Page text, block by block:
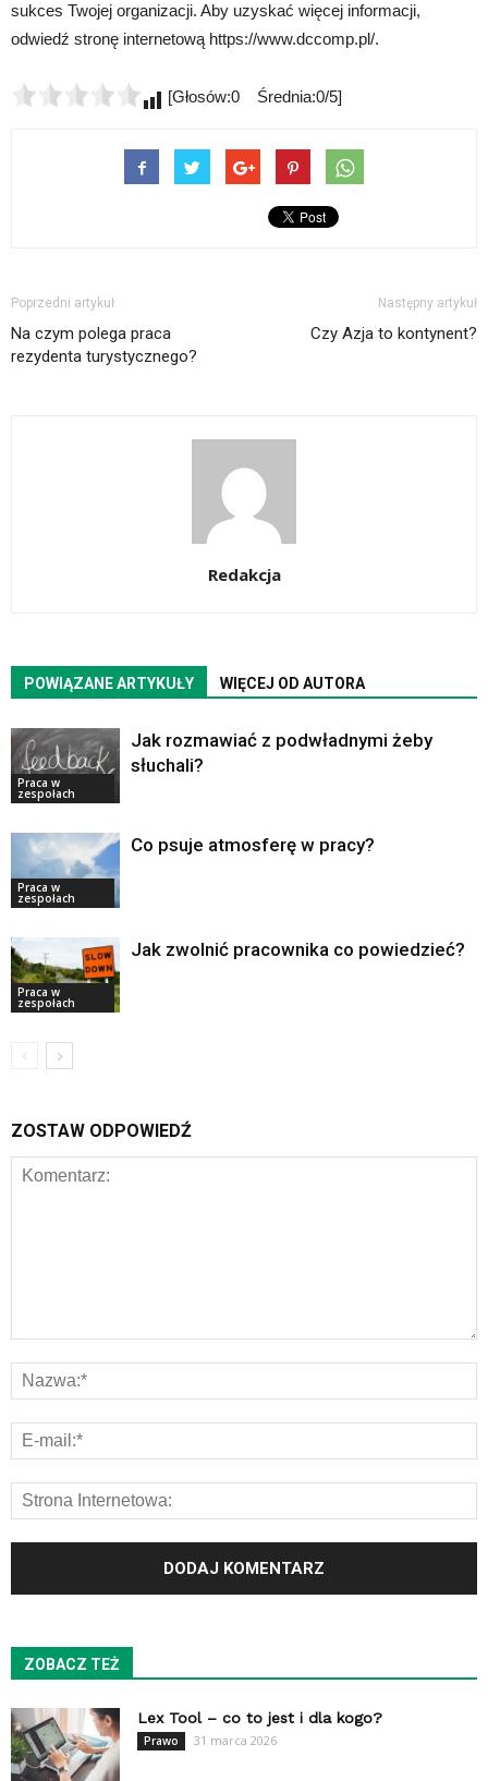
sukces Twojej organizacji. Aby uzyskać więcej informacji,
odwiedź stronę internetową https://www.dccomp.pl/.
[Głosów:0 Średnia:0/5]
Poprzedni artykuł
Na czym polega praca
rezydenta turystycznego?
Następny artykuł
Czy Azja to kontynent?
Redakcja
POWIĄZANE ARTYKUŁY WIĘCEJ OD AUTORA
Praca w
zespołach
Jak rozmawiać z podwładnymi żeby
słuchali?
Praca w
zespołach
Co psuje atmosferę w pracy?
Praca w
zespołach
Jak zwolnić pracownika co powiedzieć?
ZOSTAW ODPOWIEDŹ
ZOBACZ TEŻ
Lex Tool – co to jest i dla kogo?
Prawo 31 marca 2026